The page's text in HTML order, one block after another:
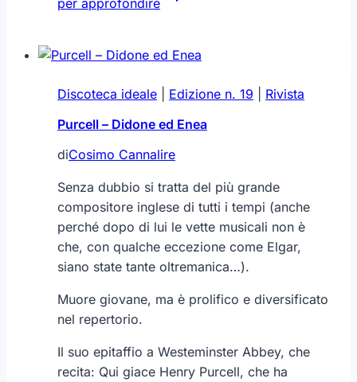
–
Discoteca ideale Edizione n. 19
Rivista
Purcell – Didone ed Enea
diCosimo Cannalire
Senza dubbio si tratta del più grande
compositore inglese di tutti i tempi (anche
perché dopo di lui le vette musicali non è
che, con qualche eccezione come Elgar,
siano state tante oltremanica…).
Muore giovane, ma è prolifico e diversificato
nel repertorio.
Il suo epitaffio a Westeminster Abbey, che
recita: Qui giace Henry Purcell, che ha